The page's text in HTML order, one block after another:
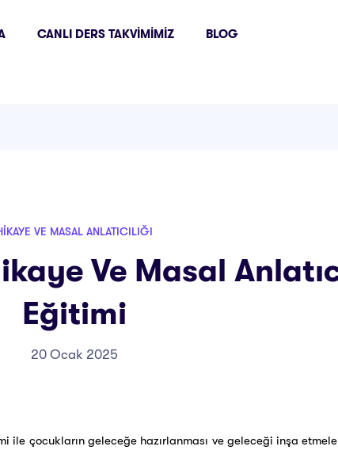
CANLI DERS TAKVIMIMIZ BLOG
VE MASAL ANLATICILIĞI
Ve Masal
Eğitimi
20 Ocak 2025
ile çocukların geleceğe hazırlanması ve geleceği inşa